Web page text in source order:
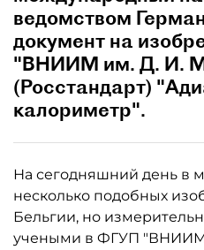
ведомством
документ на
"ВНИИМ им. Д. И.
(Росстандарт)
калориметр".
На сегодняшний день в
несколько подобных
Бельгии, но
учеными в ФГУП "ВНИИМ